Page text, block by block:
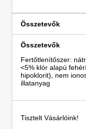
Összetevők
Összetevők
Fertőtlenítőszer:
<5% klór alapú
hipoklorit), nem
illatanyag
Tisztelt Vásárlóink!